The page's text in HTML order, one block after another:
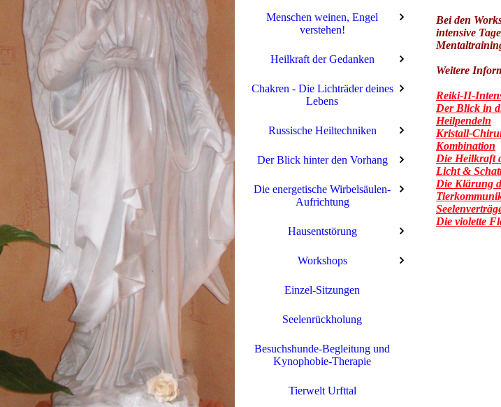
Menschen weinen, Engel
verstehen!
Heilkraft der Gedanken
Chakren - Die Lichträder deines
Lebens
Russische Heiltechniken
Der Blick hinter den Vorhang
Die energetische Wirbelsäulen-
Aufrichtung
Hausentstörung
Workshops
Einzel-Sitzungen
Seelenrückholung
Besuchshunde-Begleitung und
Kynophobie-Therapie
Tierwelt Urfttal
Bei den
intensive
Weitere
Reiki-II-
Der Blick in
Heilpendeln
Kristall-
Kombination
Die Heilkraft
Licht &
Die Klärung
Die violette